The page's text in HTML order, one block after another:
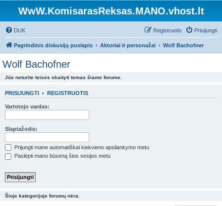
WwW.KomisarasReksas.MANO.vhost.lt
DUK Prisijungti
Registruotis
Pagrindinis diskusijų puslapis Aktoriai ir personažai Wolf Bachofner
Wolf Bachofner
Jūs neturite teisės skaityti temas šiame forume.
PRISIJUNGTI • REGISTRUOTIS
Vartotojo vardas:
Slaptažodis:
Prijungti mane automatiškai kiekvieno apsilankymo metu
Paslėpti mano būseną šios sesijos metu
Šioje kategorijoje forumų nėra.